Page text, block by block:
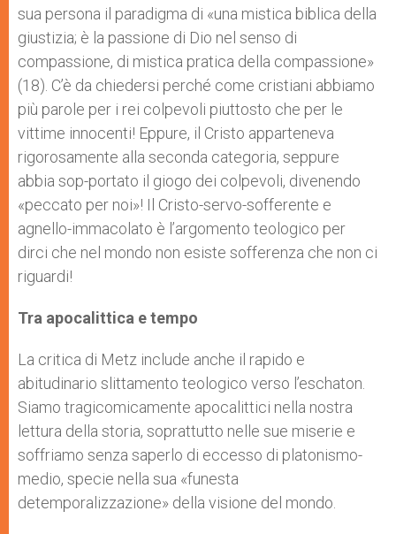
sua persona il paradigma di «una mistica biblica della
giustizia; è la passione di Dio nel senso di
compassione, di mistica pratica della compassione»
(18). C’è da chiedersi perché come cristiani abbiamo
più parole per i rei colpevoli piuttosto che per le
vittime innocenti! Eppure, il Cristo apparteneva
rigorosamente alla seconda categoria, seppure
abbia sop-portato il giogo dei colpevoli, divenendo
«peccato per noi»! Il Cristo-servo-sofferente e
agnello-immacolato è l’argomento teologico per
dirci che nel mondo non esiste sofferenza che non ci
riguardi!
Tra apocalittica e tempo
La critica di Metz include anche il rapido e
abitudinario slittamento teologico verso l’eschaton.
Siamo tragicomicamente apocalittici nella nostra
lettura della storia, soprattutto nelle sue miserie e
soffriamo senza saperlo di eccesso di platonismo-
medio, specie nella sua «funesta
detemporalizzazione» della visione del mondo.